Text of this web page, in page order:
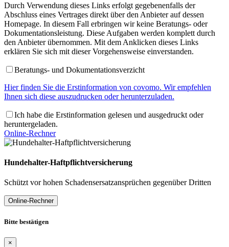
Durch Verwendung dieses Links erfolgt gegebenenfalls der
Abschluss eines Vertrages direkt über den Anbieter auf dessen
Homepage. In diesem Fall erbringen wir keine Beratungs- oder
Dokumentationsleistung. Diese Aufgaben werden komplett durch
den Anbieter übernommen. Mit dem Anklicken dieses Links
erklären Sie sich mit dieser Vorgehensweise einverstanden.
Beratungs- und Dokumentationsverzicht
Hier finden Sie die Erstinformation von covomo. Wir empfehlen
Ihnen sich diese auszudrucken oder herunterzuladen.
Ich habe die Erstinformation gelesen und ausgedruckt oder
heruntergeladen.
Online-Rechner
Hundehalter-Haftpflichtversicherung
Schützt vor hohen Schadensersatzansprüchen gegenüber Dritten
Online-Rechner
Bitte bestätigen
×